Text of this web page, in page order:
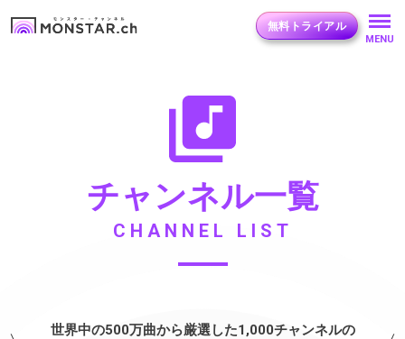
無料トライアル
MENU
チャンネル一覧
CHANNEL LIST
世界中の500万曲から厳選した1,000チャンネルの